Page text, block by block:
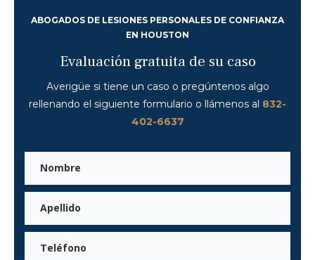
ABOGADOS DE LESIONES PERSONALES DE CONFIANZA
EN HOUSTON
Evaluación gratuita de su caso
Averigüe si tiene un caso o pregúntenos algo
rellenando el siguiente formulario o llámenos al 832-
402-6637